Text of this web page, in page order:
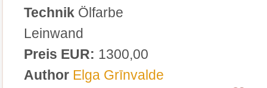
Technik Ölfarbe
Leinwand
Preis EUR: 1300,00
Author Elga Grīnvalde